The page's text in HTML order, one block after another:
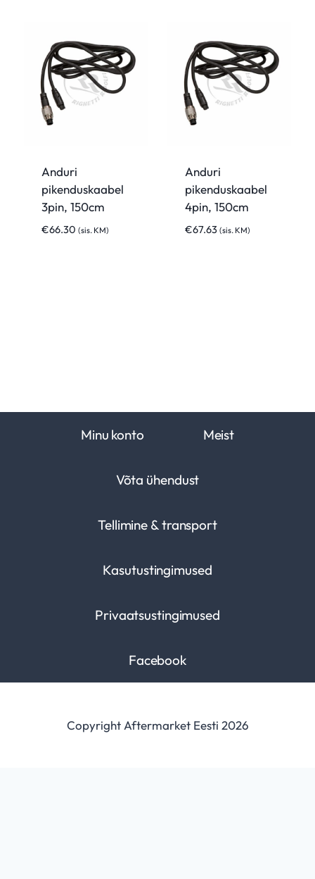
Anduri
pikenduskaabel
3pin, 150cm
€66.30 (sis. KM)
Anduri
pikenduskaabel
4pin, 150cm
€67.63 (sis. KM)
Minu konto Meist
Võta ühendust
Tellimine & transport
Kasutustingimused
Privaatsustingimused
Facebook
Copyright Aftermarket Eesti 2026